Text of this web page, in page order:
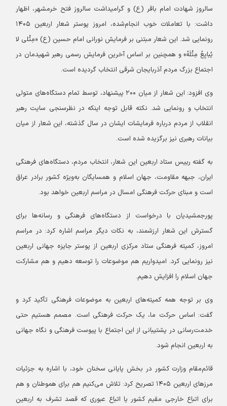
سالروز شهادت امام باقر (ع) و گرامیداشت سالروز فتح خرمشهر، اظهار
داشت: با تعاملات خوب انجام‌شده، امروز پوستر شعار اربعین ۱۴۰۵
رونمایی شد. این شعار مبتنی بر فرمایش نورانی امام حسین (ع) «مِثْلی لا
یُبایِعُ مِثْلَهُ» و همچنین بر اساس آخرین فرمایش رسمی رهبر شهیدمان در
اجتماع بزرگ مردم آذربایجان شرقی انتخاب گردیده است.
وی افزود: این شعار از میان ۲۰۰ پیشنهاد، توسط تمام دستگاه‌های متولی
انتخاب و رونمایی شد. نکته قابل توجه اینکه در نظرسنجی سایت رهبر
انقلاب از مردم درباره فرمایشات ایشان در سال گذشته، این شعار از میان
بیانات رهبری نیز برگزیده شده است.
به گفته رییس ستاد اربعین این شعار، انتخاب مردم، دستگاه‌های فرهنگی
ایران، جبهه مقاومت، جهان اسلام و همسایگان به‌ویژه کشور برادر عراق
است و مبنای حرکت فرهنگی امسال در مراسم اربعین خواهد بود.
پورجمشیدیان با درخواست از دستگاه‌های فرهنگی و رسانه‌ها برای
گسترش این شعار ارزشمند، به نکات دیگر مراسم اشاره کرد: در مراسم
امروز، کمیته فرهنگی ستاد مرکزی اربعین از پوستر جایزه جهانی اربعین
نیز رونمایی کرد. امیدواریم هم موضوعات را توسعه دهیم و هم مشارکت
جهان اسلام را افزایش دهیم.
وی بر توجه همه کمیته‌های اربعین به موضوعات فرهنگی تأکید کرد و
گفت: اساس حرکت ما، یک حرکت فرهنگی است. مصمم هستیم حتی
خدمت‌رسانی در پشتیبانی از این اجتماع با پیوست فرهنگی و نگاه جهانی
به اربعین انجام شود.
قائم‌مقام وزارت کشور در بخش پایانی سخنان خود، با اشاره به جزئیات
مرزهای اربعین ۱۴۰۵ تصریح کرد: تلاش می‌کنیم هم برای هموطنان و هم
برای اتباع خارجی مقیم کشور یا اتباع عبوری که قصد تشرف به اربعین